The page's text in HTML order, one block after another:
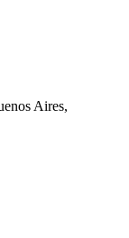
Aires,